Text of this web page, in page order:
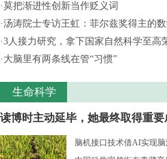
·莫把渐进性创新当作贬义词
·汤涛院士专访王虹：菲尔兹奖得主的
·3人接力研究，拿下国家自然科学至高
· 大脑里有两条线在管“习惯”
生命科学
读博时主动延毕，她最终取得重要
脑机接口技术借AI实现